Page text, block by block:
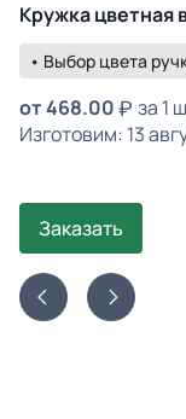
Кружка цветная
• Выбор цвета
от468.00
за 1
Изготовим: 13
Заказать